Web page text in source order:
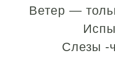
Ветер —
Слезы -